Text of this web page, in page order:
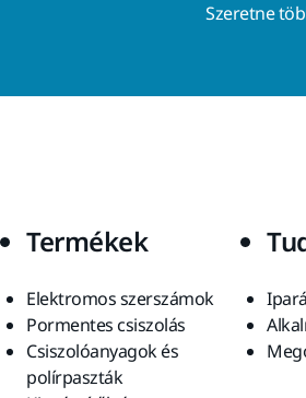
Szeretne
Termékek
Elektromos szerszámok
Pormentes csiszolás
Csiszolóanyagok és
polírpaszták